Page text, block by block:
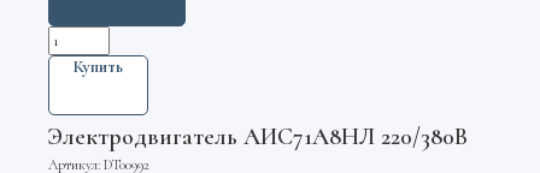
Купить
Электродвигатель АИС71А8НЛ 220/380В
Артикул: DT00992